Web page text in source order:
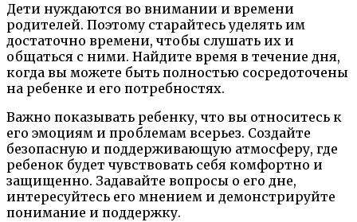
Дети нуждаются во внимании и времени
родителей. Поэтому старайтесь уделять им
достаточно времени, чтобы слушать их и
общаться с ними. Найдите время в течение дня,
когда вы можете быть полностью сосредоточены
на ребенке и его потребностях.
Важно показывать ребенку, что вы относитесь к
его эмоциям и проблемам всерьез. Создайте
безопасную и поддерживающую атмосферу, где
ребенок будет чувствовать себя комфортно и
защищенно. Задавайте вопросы о его дне,
интересуйтесь его мнением и демонстрируйте
понимание и поддержку.